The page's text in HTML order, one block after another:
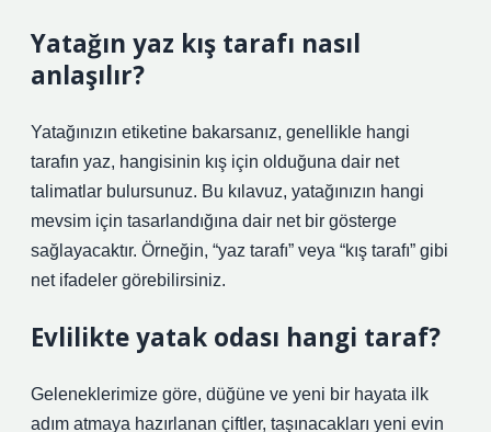
Yatağın yaz kış tarafı nasıl
anlaşılır?
Yatağınızın etiketine bakarsanız, genellikle hangi
tarafın yaz, hangisinin kış için olduğuna dair net
talimatlar bulursunuz. Bu kılavuz, yatağınızın hangi
mevsim için tasarlandığına dair net bir gösterge
sağlayacaktır. Örneğin, “yaz tarafı” veya “kış tarafı” gibi
net ifadeler görebilirsiniz.
Evlilikte yatak odası hangi taraf?
Geleneklerimize göre, düğüne ve yeni bir hayata ilk
adım atmaya hazırlanan çiftler, taşınacakları yeni evin